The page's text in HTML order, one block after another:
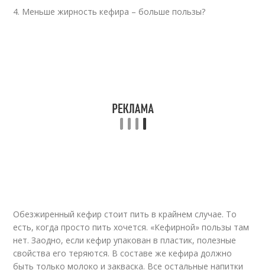
4. Меньше жирность кефира – больше пользы?
Обезжиренный кефир стоит пить в крайнем случае. То
есть, когда просто пить хочется. «Кефирной» пользы там
нет. Заодно, если кефир упакован в пластик, полезные
свойства его теряются. В составе же кефира должно
быть только молоко и закваска. Все остальные напитки